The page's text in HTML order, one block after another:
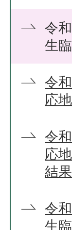
令
生
令
応
令
応
結果
令
生